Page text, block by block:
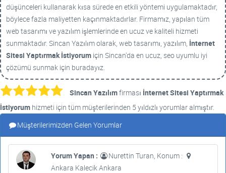
düşünceleri kullanarak kısa sürede en etkili yöntemi uygulamaktadır,
böylece fazla maliyetten kaçınmaktadırlar. Firmamız, yapılan tüm
web tasarımı ve yazılım işlemlerinde en ucuz ve kaliteli hizmeti
sunmaktadır. Sincan Yazılım olarak, web tasarımı, yazılım, İnternet
Sitesi Yaptırmak İstiyorum için Sincan'da en ucuz, seo uyumlu iyi
çözümü sunmak için buradayız.
Sincan Yazılımfirması İnternet Sitesi Yaptırmak
İstiyorum hizmeti için tüm müşterilerinden 5 yıldızlı yorumlar almıştır.
Müşterilerimizden Gelen Yorumlar
Yorum Yapan :
Nurettin Turan, Konum :
Ankara Kalecik Ankara